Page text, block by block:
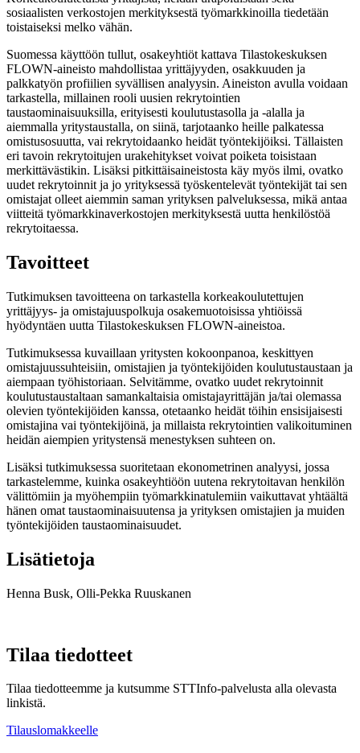
sosiaalisten verkostojen merkityksestä työmarkkinoilla tiedetään
toistaiseksi melko vähän.
Suomessa käyttöön tullut, osakeyhtiöt kattava Tilastokeskuksen
FLOWN-aineisto mahdollistaa yrittäjyyden, osakkuuden ja
palkkatyön profiilien syvällisen analyysin. Aineiston avulla voidaan
tarkastella, millainen rooli uusien rekrytointien
taustaominaisuuksilla, erityisesti koulutustasolla ja -alalla ja
aiemmalla yritystaustalla, on siinä, tarjotaanko heille palkatessa
omistusosuutta, vai rekrytoidaanko heidät työntekijöiksi. Tällaisten
eri tavoin rekrytoitujen urakehitykset voivat poiketa toisistaan
merkittävästikin. Lisäksi pitkittäisaineistosta käy myös ilmi, ovatko
uudet rekrytoinnit ja jo yrityksessä työskentelevät työntekijät tai sen
omistajat olleet aiemmin saman yrityksen palveluksessa, mikä antaa
viitteitä työmarkkinaverkostojen merkityksestä uutta henkilöstöä
rekrytoitaessa.
Tavoitteet
Tutkimuksen tavoitteena on tarkastella korkeakoulutettujen
yrittäjyys- ja omistajuuspolkuja osakemuotoisissa yhtiöissä
hyödyntäen uutta Tilastokeskuksen FLOWN-aineistoa.
Tutkimuksessa kuvaillaan yritysten kokoonpanoa, keskittyen
omistajuussuhteisiin, omistajien ja työntekijöiden koulutustaustaan ja
aiempaan työhistoriaan. Selvitämme, ovatko uudet rekrytoinnit
koulutustaustaltaan samankaltaisia omistajayrittäjän ja/tai olemassa
olevien työntekijöiden kanssa, otetaanko heidät töihin ensisijaisesti
omistajina vai työntekijöinä, ja millaista rekrytointien valikoituminen
heidän aiempien yritystensä menestyksen suhteen on.
Lisäksi tutkimuksessa suoritetaan ekonometrinen analyysi, jossa
tarkastelemme, kuinka osakeyhtiöön uutena rekrytoitavan henkilön
välittömiin ja myöhempiin työmarkkinatulemiin vaikuttavat yhtäältä
hänen omat taustaominaisuutensa ja yrityksen omistajien ja muiden
työntekijöiden taustaominaisuudet.
Lisätietoja
Henna Busk, Olli-Pekka Ruuskanen
Tilaa tiedotteet
Tilaa tiedotteemme ja kutsumme STTInfo-palvelusta alla olevasta
linkistä.
Tilauslomakkeelle